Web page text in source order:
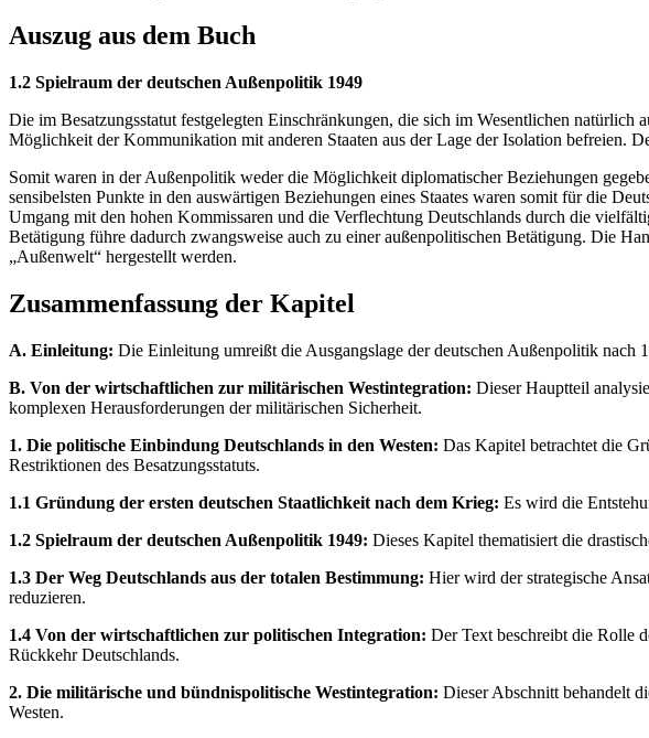
Auszug aus dem Buch
1.2 Spielraum der deutschen Außenpolitik 1949
Die im Besatzungsstatut festgelegten Einschränkungen, die sich im Wesentlichen
Möglichkeit der Kommunikation mit anderen Staaten aus der Lage der Isolation befreien.
Somit waren in der Außenpolitik weder die Möglichkeit diplomatischer Beziehungen
sensibelsten Punkte in den auswärtigen Beziehungen eines Staates waren somit für die
Umgang mit den hohen Kommissaren und die Verflechtung Deutschlands durch die
Betätigung führe dadurch zwangsweise auch zu einer außenpolitischen Betätigung. Die
„Außenwelt“ hergestellt werden.
Zusammenfassung der Kapitel
A. Einleitung: Die Einleitung umreißt die Ausgangslage der deutschen Außenpolitik nach
B. Von der wirtschaftlichen zur militärischen Westintegration: Dieser Hauptteil
komplexen Herausforderungen der militärischen Sicherheit.
1. Die politische Einbindung Deutschlands in den Westen: Das Kapitel betrachtet die
Restriktionen des Besatzungsstatuts.
1.1 Gründung der ersten deutschen Staatlichkeit nach dem Krieg: Es wird die
1.2 Spielraum der deutschen Außenpolitik 1949: Dieses Kapitel thematisiert die
1.3 Der Weg Deutschlands aus der totalen Bestimmung: Hier wird der strategische
reduzieren.
1.4 Von der wirtschaftlichen zur politischen Integration: Der Text beschreibt die Rolle
Rückkehr Deutschlands.
2. Die militärische und bündnispolitische Westintegration: Dieser Abschnitt behandelt
Westen.